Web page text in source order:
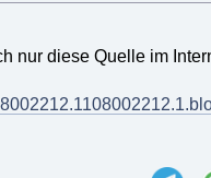
nur diese Quelle im